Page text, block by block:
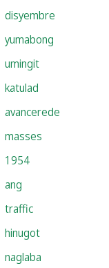
disyembre
yumabong
umingit
katulad
avancerede
masses
1954
ang
traffic
hinugot
naglaba